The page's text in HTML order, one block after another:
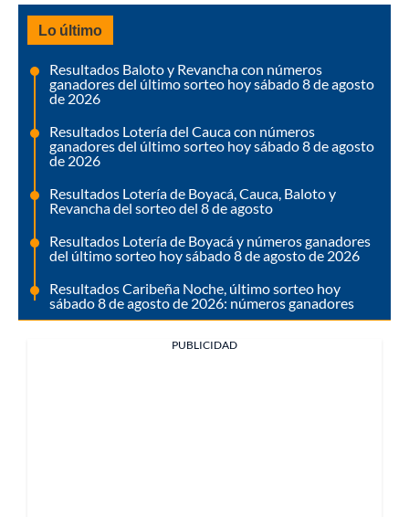
Lo último
Resultados Baloto y Revancha con números
ganadores del último sorteo hoy sábado 8 de agosto
de 2026
Resultados Lotería del Cauca con números
ganadores del último sorteo hoy sábado 8 de agosto
de 2026
Resultados Lotería de Boyacá, Cauca, Baloto y
Revancha del sorteo del 8 de agosto
Resultados Lotería de Boyacá y números ganadores
del último sorteo hoy sábado 8 de agosto de 2026
Resultados Caribeña Noche, último sorteo hoy
sábado 8 de agosto de 2026: números ganadores
PUBLICIDAD